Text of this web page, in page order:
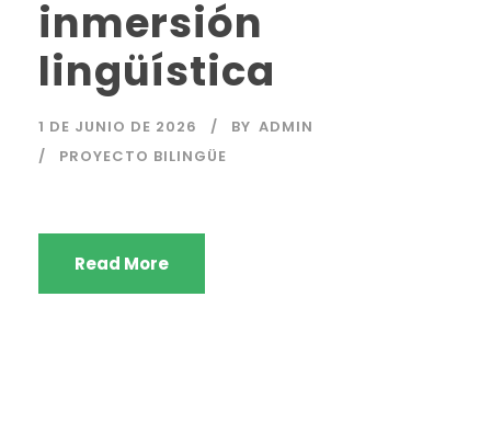
inmersión
lingüística
1 DE JUNIO DE 2026 BY ADMIN
PROYECTO BILINGÜE
Read More